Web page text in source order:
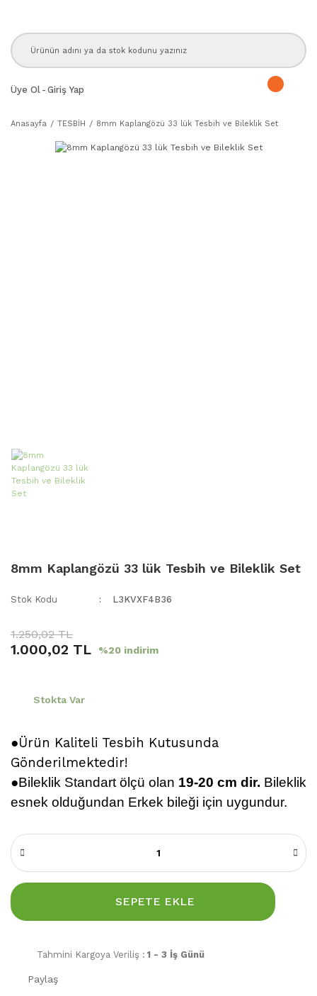
Üye Ol - Giriş Yap
Anasayfa TESBİH 8mm Kaplangözü 33 lük Tesbih ve Bileklik Set
8mm Kaplangözü 33 lük Tesbih ve Bileklik Set
Stok Kodu L3KVXF4B36
1.250,02 TL
1.000,02 TL %20 indirim
Stokta Var
●Ürün Kaliteli Tesbih Kutusunda
Gönderilmektedir!
●Bileklik Standart ölçü olan 19-20 cm dir. Bileklik
esnek olduğundan Erkek bileği için uygundur.
SEPETE EKLE
Tahmini Kargoya Veriliş : 1 - 3 İş Günü
Paylaş